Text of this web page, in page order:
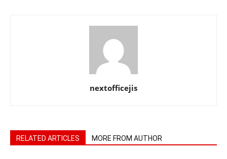
nextofficejis
RELATED ARTICLES MORE FROM AUTHOR